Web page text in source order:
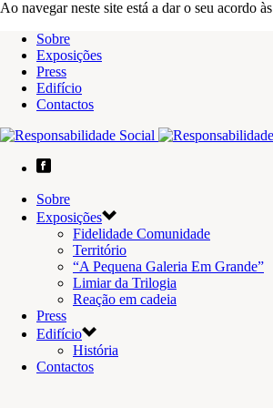
Ao navegar neste site está a dar o seu acordo às
Sobre
Exposições
Press
Edifício
Contactos
Sobre
Exposições
Fidelidade Comunidade
Território
“A Pequena Galeria Em Grande”
Limiar da Trilogia
Reação em cadeia
Press
Edifício
História
Contactos